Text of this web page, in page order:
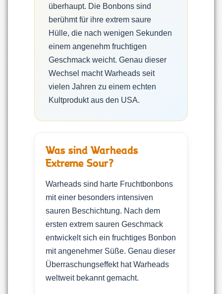
überhaupt. Die Bonbons sind
berühmt für ihre extrem saure
Hülle, die nach wenigen Sekunden
einem angenehm fruchtigen
Geschmack weicht. Genau dieser
Wechsel macht Warheads seit
vielen Jahren zu einem echten
Kultprodukt aus den USA.
Was sind Warheads
Extreme Sour?
Warheads sind harte Fruchtbonbons
mit einer besonders intensiven
sauren Beschichtung. Nach dem
ersten extrem sauren Geschmack
entwickelt sich ein fruchtiges Bonbon
mit angenehmer Süße. Genau dieser
Überraschungseffekt hat Warheads
weltweit bekannt gemacht.